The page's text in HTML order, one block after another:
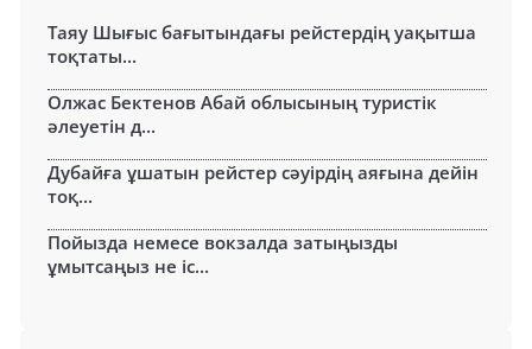
Таяу Шығыс бағытындағы рейстердің уақытша
тоқтаты...
Олжас Бектенов Абай облысының туристік
әлеуетін д...
Дубайға ұшатын рейстер сәуірдің аяғына дейін
тоқ...
Пойызда немесе вокзалда затыңызды
ұмытсаңыз не іс...